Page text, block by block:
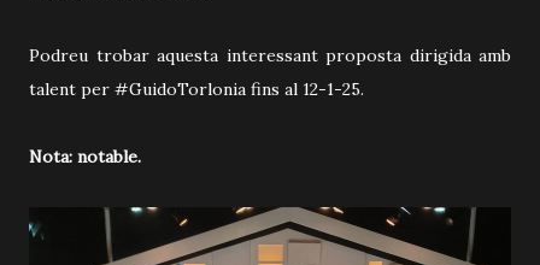
Podreu trobar aquesta interessant proposta dirigida amb
talent per #GuidoTorlonia fins al 12-1-25.
Nota: notable.